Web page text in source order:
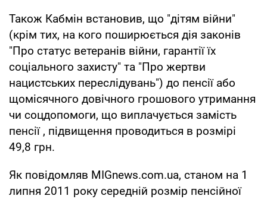
Також Кабмін встановив, що "дітям війни"
(крім тих, на кого поширюється дія законів
"Про статус ветеранів війни, гарантії їх
соціального захисту" та "Про жертви
нацистських переслідувань") до пенсії або
щомісячного довічного грошового утримання
чи соцдопомоги, що виплачується замість
пенсії , підвищення проводиться в розмірі
49,8 грн.
Як повідомляв MIGnews.com.ua, станом на 1
липня 2011 року середній розмір пенсійної